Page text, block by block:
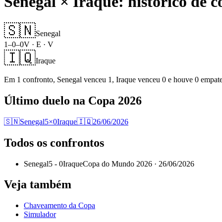
🇸🇳Senegal
1–0–0V · E · V
🇮🇶Iraque
Em 1 confronto, Senegal venceu 1 , Iraque venceu 0 e houve 0
Último duelo na Copa 2026
🇸🇳Senegal5×0Iraque🇮🇶26/06/2026
Todos os confrontos
Senegal5 - 0IraqueCopa do Mundo 2026 · 26/06/2026
Veja também
Chaveamento da Copa
Simulador